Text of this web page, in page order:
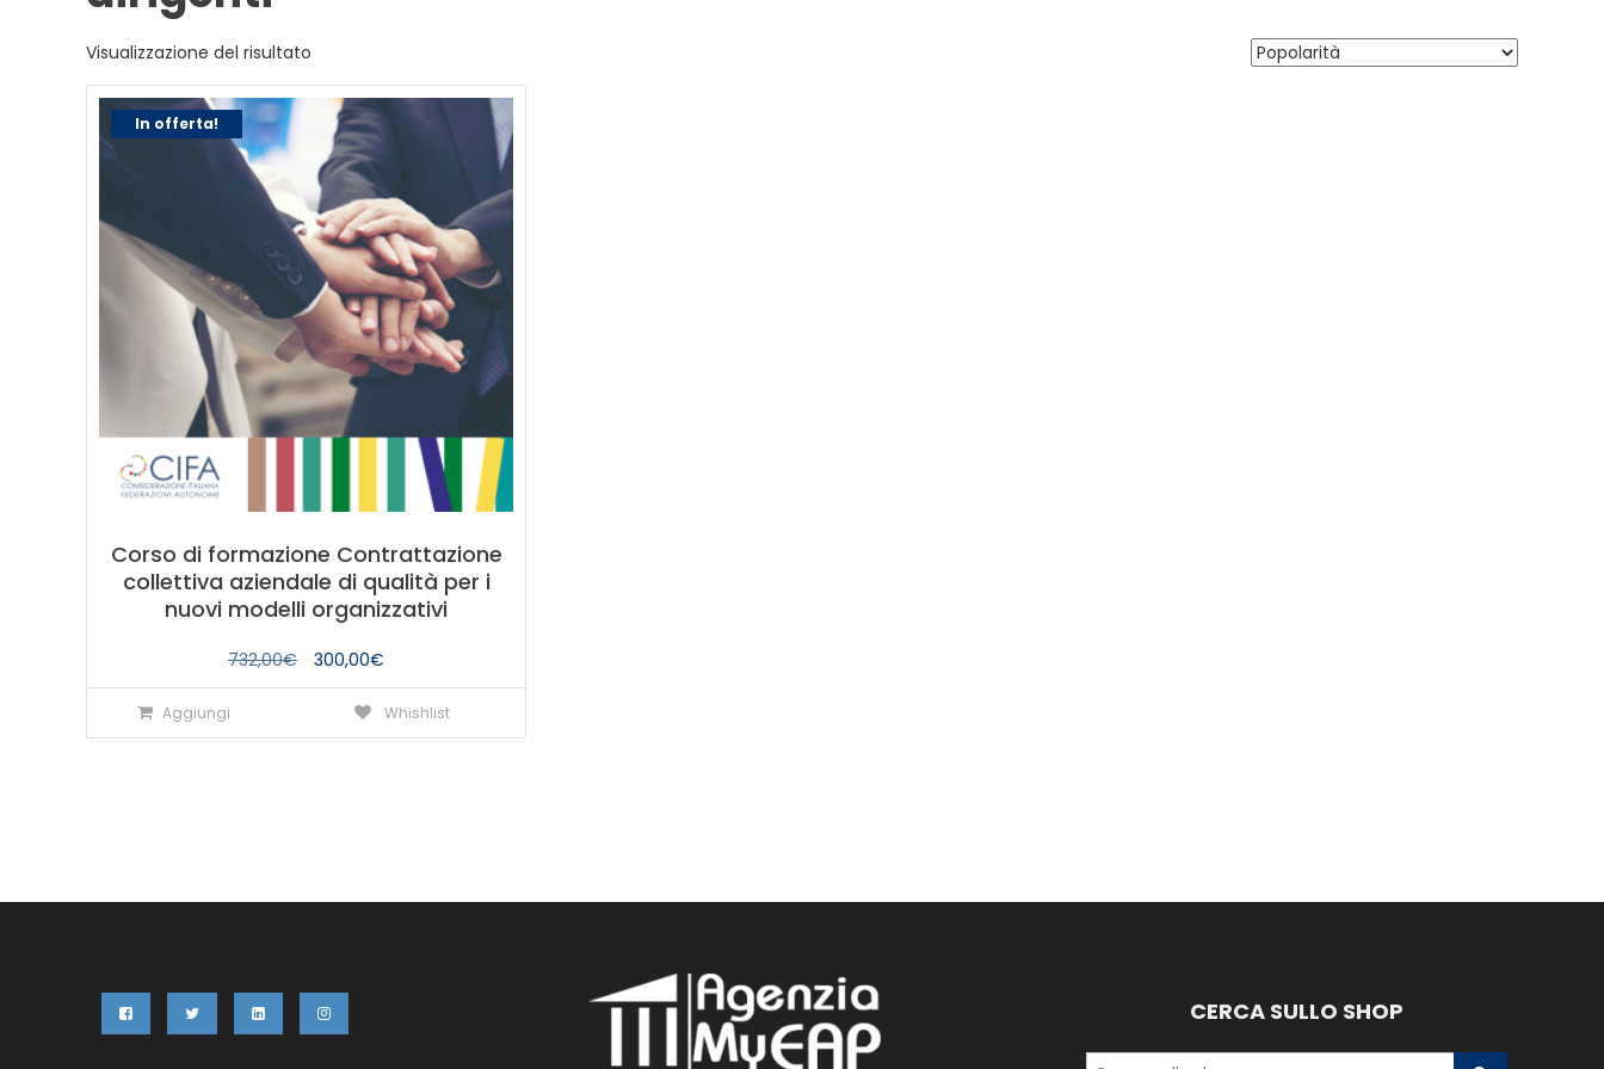
Visualizzazione del risultato
In offerta!
Corso di formazione Contrattazione
collettiva aziendale di qualità per i
nuovi modelli organizzativi
732,00€
Il
prezzo
originale
300,00€
prezzo
attuale
Aggiungi Whishlist
CERCA SULLO SHOP